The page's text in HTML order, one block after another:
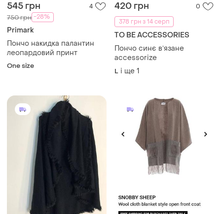
545 грн 4
750 грн -28%
Primark
Пончо накидка палантин
леопардовий принт
One size
420 грн
0
378 грн з 14 серп
TO BE ACCESSORIES
Пончо синє вʼязане
accessorize
L і ще 1